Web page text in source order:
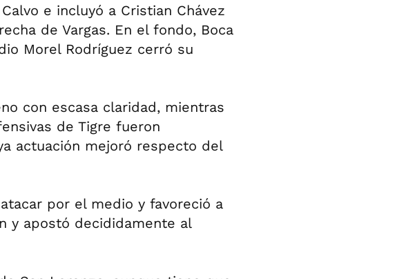
e incluyó a Cristian Chávez
de Vargas. En el fondo, Boca
Morel Rodríguez cerró su
con escasa claridad, mientras
de Tigre fueron
actuación mejoró respecto del
por el medio y favoreció a
y apostó decididamente al